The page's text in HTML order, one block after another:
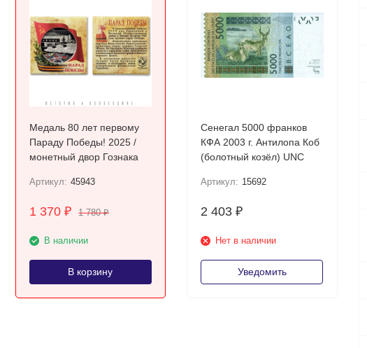
Медаль 80 лет первому
Параду Победы! 2025 /
монетный двор Гознака
Артикул: 45943
1 370 ₽ 1 780₽
В наличии
В корзину
Сенегал 5000 франков
КФА 2003 г. Антилопа Коб
(болотный козёл) UNC
Артикул: 15692
2 403 ₽
Нет в наличии
Уведомить